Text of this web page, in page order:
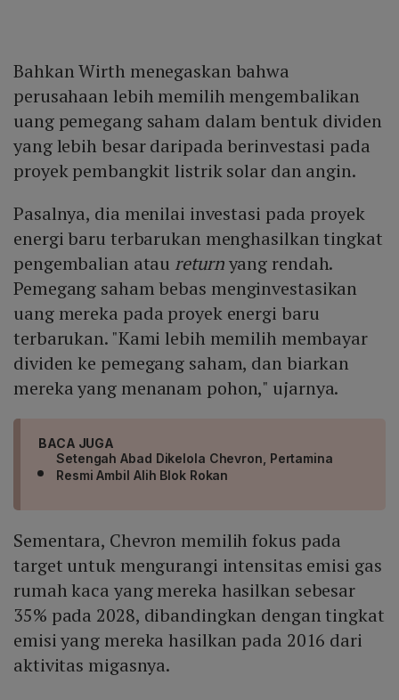
Bahkan Wirth menegaskan bahwa
perusahaan lebih memilih mengembalikan
uang pemegang saham dalam bentuk dividen
yang lebih besar daripada berinvestasi pada
proyek pembangkit listrik solar dan angin.
Pasalnya, dia menilai investasi pada proyek
energi baru terbarukan menghasilkan tingkat
pengembalian atau returnyang rendah.
Pemegang saham bebas menginvestasikan
uang mereka pada proyek energi baru
terbarukan. "Kami lebih memilih membayar
dividen ke pemegang saham, dan biarkan
mereka yang menanam pohon," ujarnya.
BACA JUGA
Setengah Abad Dikelola Chevron, Pertamina
Resmi Ambil Alih Blok Rokan
Sementara, Chevron memilih fokus pada
target untuk mengurangi intensitas emisi gas
rumah kaca yang mereka hasilkan sebesar
35% pada 2028, dibandingkan dengan tingkat
emisi yang mereka hasilkan pada 2016 dari
aktivitas migasnya.